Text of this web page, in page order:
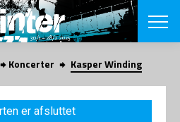
SØG
English
VÆLG
Koncerter Kasper Winding
er afsluttet